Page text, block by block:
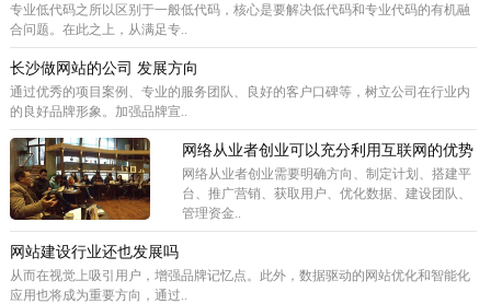
专业低代码之所以区别于一般低代码，核心是要解决低代码和专业代码的有机融
合问题。在此之上，从满足专..
长沙做网站的公司 发展方向
通过优秀的项目案例、专业的服务团队、良好的客户口碑等，树立公司在行业内
的良好品牌形象。加强品牌宣..
网络从业者创业可以充分利用互联网的优势
网络从业者创业需要明确方向、制定计划、搭建平
台、推广营销、获取用户、优化数据、建设团队、
管理资金..
网站建设行业还也发展吗
从而在视觉上吸引用户，增强品牌记忆点。此外，数据驱动的网站优化和智能化
应用也将成为重要方向，通过..